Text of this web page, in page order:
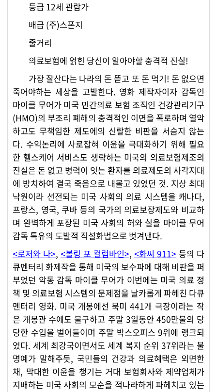
등급 12세 관람가
배급 (주)스폰지
줄거리
의료보험에 얽힌 당신이 알아야할 충격적 진실!
가장 잘산다는 나라의 돈 뜯고 또 돈 먹기! 돈 없으면
죽어야하는 세상을 고발한다. 영화 제작자이자 감독인
마이클 무어가 미국 민간의료 보험 조직인 건강관리기구
(HMO)의 부조리 폐해의 충격적인 이면을 폭로하며 열악
하고도 무책임한 제도에의 신랄한 비판을 서슴지 않는
다. 수익논리에 사로잡혀 이윤을 극대화하기 위해 필요
한 헬스케어 서비스도 생략하는 미국의 의료보험제조의
진실은 돈 없고 병력이 잇는 환자를 의료제도의 사각지대
에 방치하여 결국 죽음으로 내몰고 있었던 것. 지상 최대
낙원이라 선전되는 미국 사회의 의료 시스템을 캐나다,
프랑스, 영국, 쿠바 등의 국가의 의료보장제도와 비교하
며 완벽하게 포장된 미국 사회의 허와 실을 마이클 무어
감독 특유의 도발적 직설화법으로 벗겨낸다.
<로저와 나>, <볼링 포 컬럼바인>, <화씨 911> 등의 다
큐멘터리 화제작을 통해 미국의 보수파에 대해 비판을 퍼
부었던 악동 감독 마이클 무어가 이번에는 미국 의료 정
책 및 의료보험 시스템의 문제점을 날카롭게 파헤친 다큐
멘터리 영화. 미국 개봉에선 북미 441개 극장이라는 작
은 개봉관 수에도 불구하고 주말 3일동안 450만불의 당
당한 수입을 벌어들이며 주말 박스오피스 9위에 랭크되
었다. 세계 최강국이면서도 세계 복지 순위 37위라는 불
명예가 말해주듯, 국민들의 건강과 의료혜택은 외면한
채, 막대한 이윤을 챙기는 거대 보험회사와 제약업체가
지배하는 미국 사회의 모순을 적나라하게 파헤치고 있는